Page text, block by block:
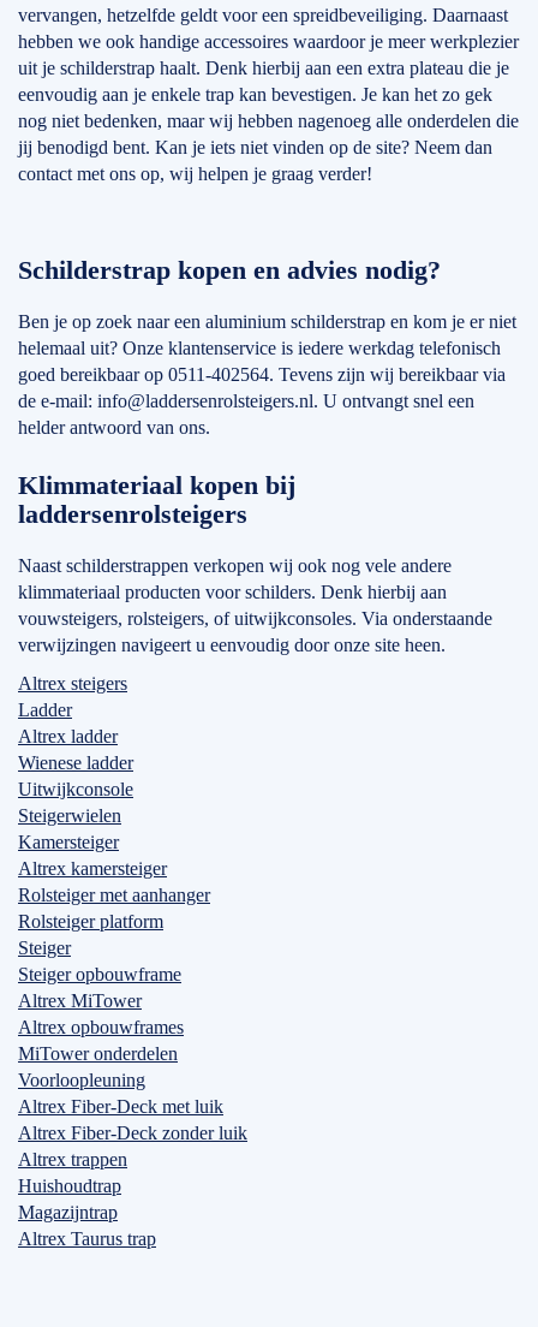
vervangen, hetzelfde geldt voor een spreidbeveiliging. Daarnaast
hebben we ook handige accessoires waardoor je meer werkplezier
uit je schilderstrap haalt. Denk hierbij aan een extra plateau die je
eenvoudig aan je enkele trap kan bevestigen. Je kan het zo gek
nog niet bedenken, maar wij hebben nagenoeg alle onderdelen die
jij benodigd bent. Kan je iets niet vinden op de site? Neem dan
contact met ons op, wij helpen je graag verder!
Schilderstrap kopen en advies nodig?
Ben je op zoek naar een aluminium schilderstrap en kom je er niet
helemaal uit? Onze klantenservice is iedere werkdag telefonisch
goed bereikbaar op 0511-402564. Tevens zijn wij bereikbaar via
de e-mail: info@laddersenrolsteigers.nl. U ontvangt snel een
helder antwoord van ons.
Klimmateriaal kopen bij
laddersenrolsteigers
Naast schilderstrappen verkopen wij ook nog vele andere
klimmateriaal producten voor schilders. Denk hierbij aan
vouwsteigers, rolsteigers, of uitwijkconsoles. Via onderstaande
verwijzingen navigeert u eenvoudig door onze site heen.
Altrex steigers
Ladder
Altrex ladder
Wienese ladder
Uitwijkconsole
Steigerwielen
Kamersteiger
Altrex kamersteiger
Rolsteiger met aanhanger
Rolsteiger platform
Steiger
Steiger opbouwframe
Altrex MiTower
Altrex opbouwframes
MiTower onderdelen
Voorloopleuning
Altrex Fiber-Deck met luik
Altrex Fiber-Deck zonder luik
Altrex trappen
Huishoudtrap
Magazijntrap
Altrex Taurus trap